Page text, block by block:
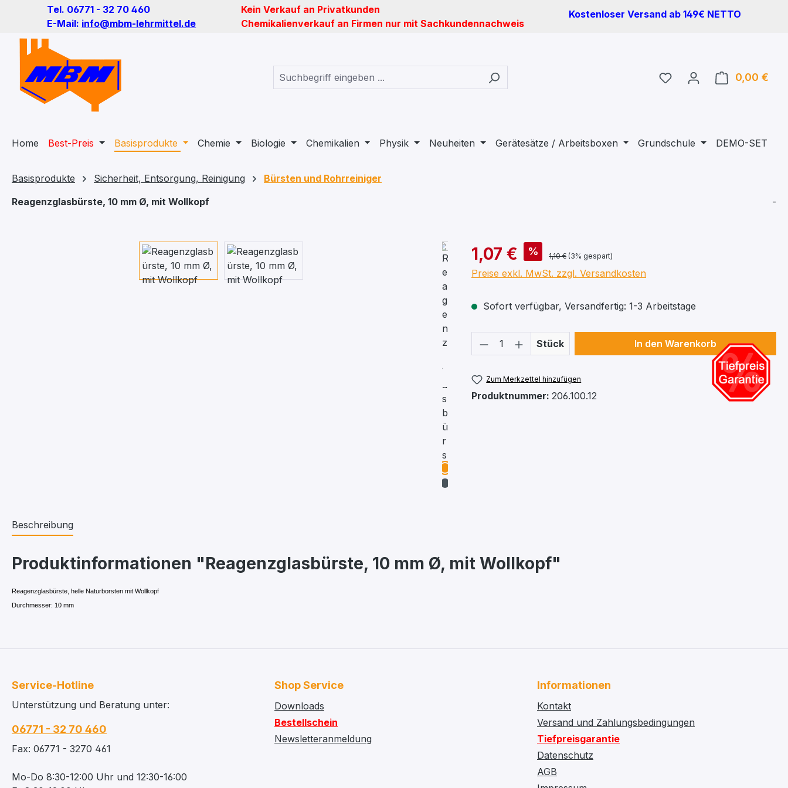
Hauptinhalt springen
Zur Suche springen
Zur Hauptnavigation springen
Tel. 06771 - 32 70 460
E-Mail: info@mbm-lehrmittel.de
Kein Verkauf an Privatkunden
Chemikalienverkauf an Firmen nur mit Sachkundennachweis
Kostenloser Versand ab 149€ NETTO
Du hast 0 Produkte auf
0,00 €
Home Best-Preis Basisprodukte Chemie Biologie Chemikalien Physik Neuheiten Gerätesätze / Arbeitsboxen Grundschule DEMO-SET
Basisprodukte Sicherheit, Entsorgung, Reinigung
Bürsten und Rohrreiniger
Reagenzglasbürste, 10 mm Ø, mit Wollkopf
-
1,07 € % 1,10 € (3% gespart)
Preise exkl. MwSt. zzgl. Versandkosten
Sofort verfügbar, Versandfertig: 1-3 Arbeitstage
Produkt Anzahl: Gib den gewünschten Wert
Stück In den Warenkorb
Zum Merkzettel hinzufügen
Produktnummer: 206.100.12
Beschreibung
Produktinformationen "Reagenzglasbürste, 10 mm Ø, mit Wollkopf"
Reagenzglasbürste, helle Naturborsten mit Wollkopf
Durchmesser: 10 mm
Service-Hotline
Unterstützung und Beratung unter:
06771 - 32 70 460
Fax: 06771 - 3270 461
Mo-Do 8:30-12:00 Uhr und 12:30-16:00
Shop Service
Downloads
Bestellschein
Newsletteranmeldung
Informationen
Kontakt
Versand und Zahlungsbedingungen
Tiefpreisgarantie
Datenschutz
AGB